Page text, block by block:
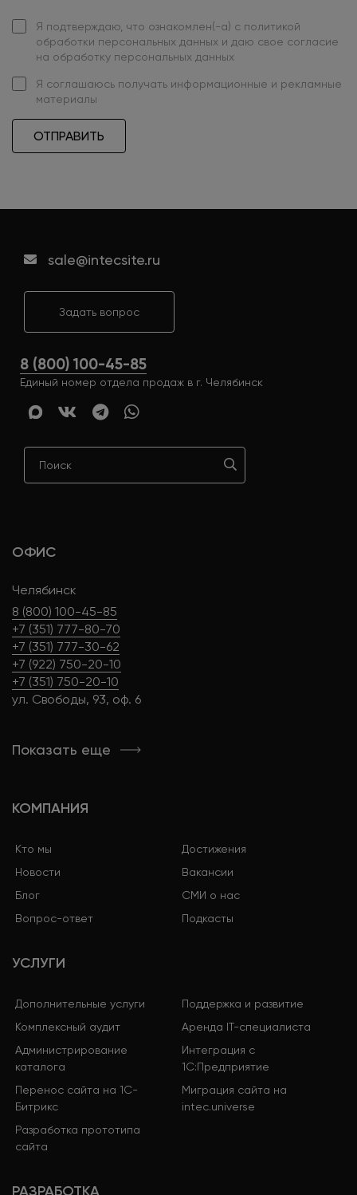
Я подтверждаю, что ознакомлен(-а) с политикой
обработки персональных данных и даю свое согласие
на обработку персональных данных
Я соглашаюсь получать информационные и рекламные
материалы
ОТПРАВИТЬ
sale@intecsite.ru
Задать вопрос
8 (800) 100-45-85
Единый номер отдела продаж в г. Челябинск
ОФИС
Челябинск
8 (800) 100-45-85
+7 (351) 777-80-70
+7 (351) 777-30-62
+7 (922) 750-20-10
+7 (351) 750-20-10
ул. Свободы, 93, оф. 6
Показать еще
КОМПАНИЯ
Кто мы
Достижения
Новости
Вакансии
Блог
СМИ о нас
Вопрос-ответ
Подкасты
УСЛУГИ
Дополнительные услуги
Поддержка и развитие
Комплексный аудит
Аренда IT-специалиста
Администрирование
каталога
Интеграция с
1С:Предприятие
Перенос сайта на 1С-
Битрикс
Миграция сайта на
intec.universe
Разработка прототипа
сайта
РАЗРАБОТКА